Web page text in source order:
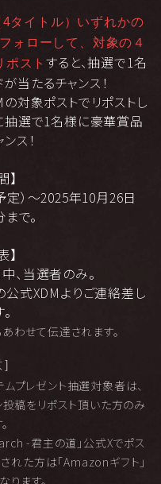
タイトル）いずれかの
ォローして、 対象の４
ポストすると、抽選で1名
当たるチャンス！
対象ポストでリポストし
抽選で1名様に豪華賞品
ス！
】
）～2025年10月26日
で。
】
、当選者のみ。
公式XDMよりご連絡差し
わせて伝達されます。
ムプレゼント抽選対象者は、
稿をリポスト頂いた方のみ
-君主の道」公式Xでポス
れた方は「Amazonギフト」
ります。